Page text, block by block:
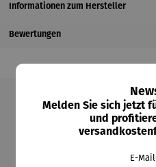
Informationen zum Hersteller
Bewertungen
Produktgalerie überspringen
Melden Sie sich jetzt
und
E-